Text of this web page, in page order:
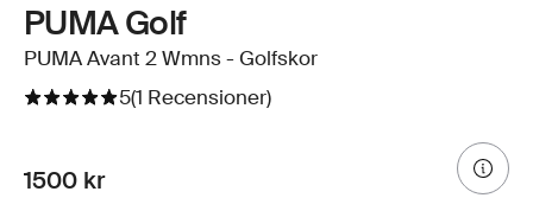
PUMA Golf
PUMA Avant 2 Wmns - Golfskor
5(1 Recensioner)
1500 kr